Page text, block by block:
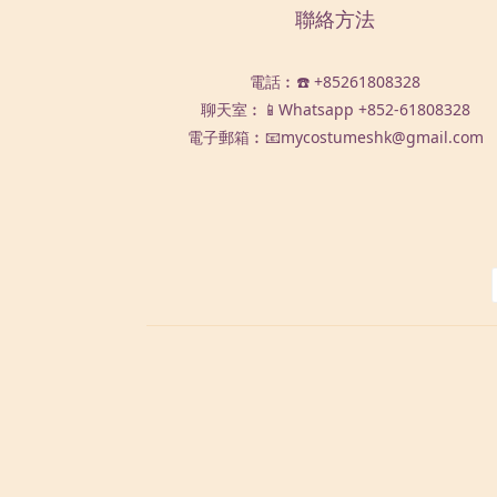
聯絡方法
電話︰☎️ +85261808328
聊天室︰📱Whatsapp +852-61808328
電子郵箱︰📧mycostumeshk@gmail.com